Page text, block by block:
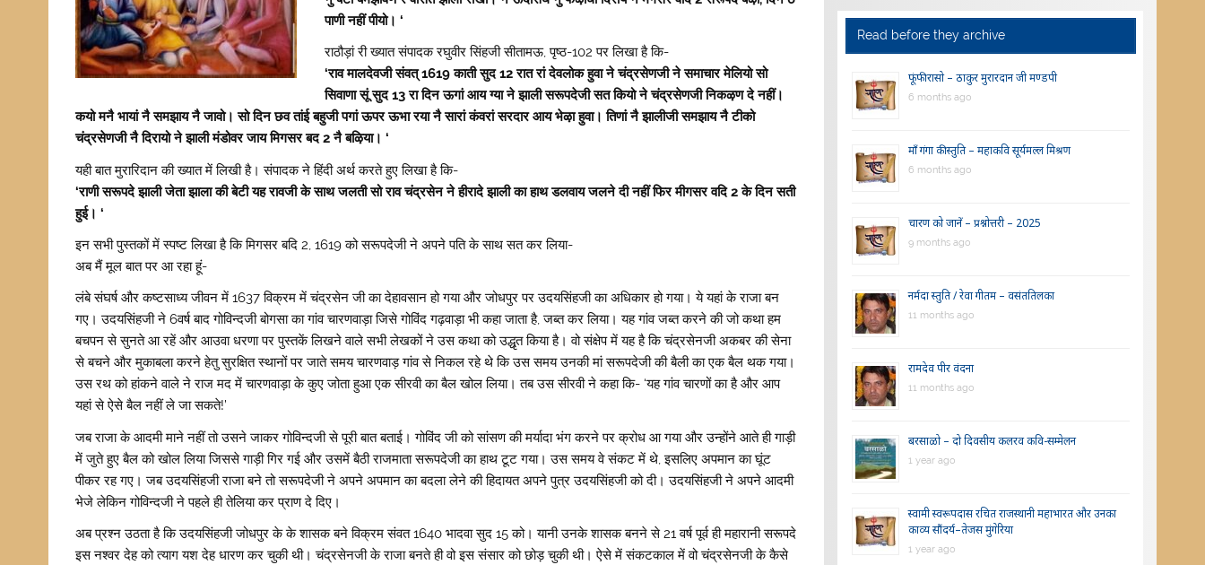
पाणी नहीं पीयो। ‘
राठौड़ां री ख्यात संपादक रघुवीर सिंहजी सीतामऊ, पृष्ठ-102 पर लिखा है कि-
‘राव मालदेवजी संवत् 1619 काती सुद 12 रात रां देवलोक हुवा ने चंद्रसेणजी ने समाचार मेलियो सो
सिवाणा सूं सुद 13 रा दिन ऊगां आय ग्या ने झाली सरूपदेजी सत कियो ने चंद्रसेणजी निकऴण दे नहीं।
कयो मनै भायां नै समझाय नै जावो। सो दिन छव तांई बहुजी पगां ऊपर ऊभा रया नै सारां कंवरां सरदार आय भेऴा हुवा। तिणां नै झालीजी समझाय नै टीको
चंद्रसेणजी नै दिरायो ने झाली मंडोवर जाय मिगसर बद 2 नै बऴिया। ‘
यही बात मुरारिदान की ख्यात में लिखी है। संपादक ने हिंदी अर्थ करते हुए लिखा है कि-
‘राणी सरूपदे झाली जेता झाला की बेटी यह रावजी के साथ जलती सो राव चंद्रसेन ने हीरादे झाली का हाथ डलवाय जलने दी नहीं फिर मीगसर वदि 2 के दिन सती
हुई। ‘
इन सभी पुस्तकों में स्पष्ट लिखा है कि मिगसर बदि 2, 1619 को सरूपदेजी ने अपने पति के साथ सत कर लिया-
अब मैं मूल बात पर आ रहा हूं-
लंबे संघर्ष और कष्टसाध्य जीवन में 1637 विक्रम में चंद्रसेन जी का देहावसान हो गया और जोधपुर पर उदयसिंहजी का अधिकार हो गया। ये यहां के राजा बन
गए। उदयसिंहजी ने 6वर्ष बाद गोविन्दजी बोगसा का गांव चारणवाड़ा जिसे गोविंद गढ़वाड़ा भी कहा जाता है, जब्त कर लिया। यह गांव जब्त करने की जो कथा हम
बचपन से सुनते आ रहें और आउवा धरणा पर पुस्तकें लिखने वाले सभी लेखकों ने उस कथा को उद्धृत किया है। वो संक्षेप में यह है कि चंद्रसेनजी अकबर की सेना
से बचने और मुकाबला करने हेतु सुरक्षित स्थानों पर जाते समय चारणवाड़ गांव से निकल रहे थे कि उस समय उनकी मां सरूपदेजी की बैली का एक बैल थक गया।
उस रथ को हांकने वाले ने राज मद में चारणवाड़ा के कुए जोता हुआ एक सीरवी का बैल खोल लिया। तब उस सीरवी ने कहा कि- ‘यह गांव चारणों का है और आप
यहां से ऐसे बैल नहीं ले जा सकते!’
जब राजा के आदमी माने नहीं तो उसने जाकर गोविन्दजी से पूरी बात बताई। गोविंद जी को सांसण की मर्यादा भंग करने पर क्रोध आ गया और उन्होंने आते ही गाड़ी
में जुते हुए बैल को खोल लिया ‌जिससे गाड़ी गिर गई और उसमें बैठी राजमाता सरूपदेजी का हाथ टूट गया। उस समय वे संकट में थे, इसलिए अपमान का घूंट
पीकर रह गए। जब उदयसिंहजी राजा बने तो सरूपदेजी ने अपने अपमान का बदला लेने की हिदायत अपने पुत्र उदयसिंहजी को दी। उदयसिंहजी ने अपने आदमी
भेजे लेकिन गोविन्दजी ने पहले ही तेलिया कर प्राण दे दिए।
अब प्रश्न उठता है कि उदयसिंहजी जोधपुर के के शासक बने विक्रम संवत 1640 भादवा सुद 15 को। यानी उनके शासक बनने से 21 वर्ष पूर्व ही महारानी सरूपदे
इस नश्वर देह को त्याग यश देह धारण कर चुकी थी। चंद्रसेनजी के राजा बनते ही वो इस संसार को छोड़ चुकी थी‌। ऐसे में संकटकाल में वो चंद्रसेनजी के कैसे
Read before they archive
फूंफी रासो – ठाकुर मुरारदान जी मण्डपी
6 months ago
माँ गंगा की स्तुति – महाकवि सूर्यमल्ल मिश्रण
6 months ago
चारण को जानें – प्रश्नोत्तरी – 2025
9 months ago
नर्मदा स्तुति / रेवा गीतम – वसंततिलका
11 months ago
रामदेव पीर वंदना
11 months ago
बरसाळो – दो दिवसीय कलरव कवि-सम्मेलन
1 year ago
स्वामी स्वरूपदास रचित राजस्थानी महाभारत और उनका
काव्य सौंदर्य–तेजस मुंगेरिया
1 year ago